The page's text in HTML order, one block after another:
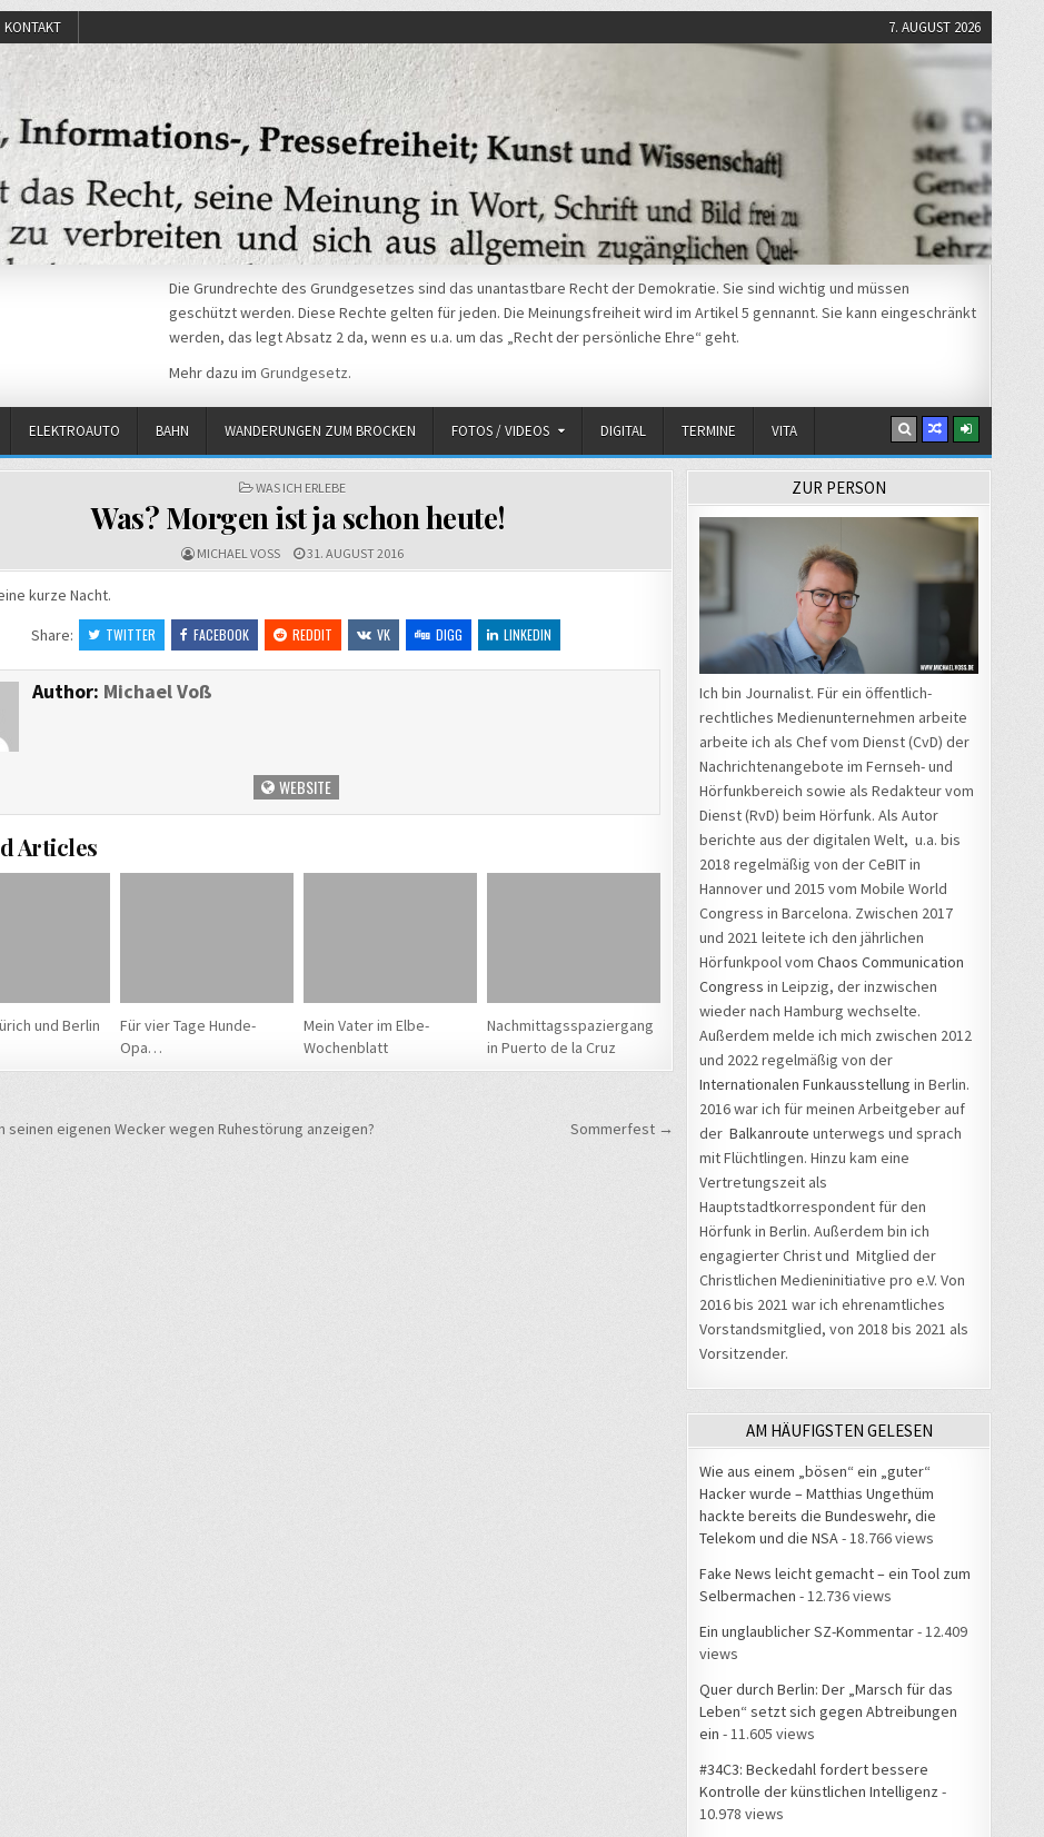
KONTAKT 7. AUGUST 2026
Die Grundrechte des Grundgesetzes sind das unantastbare Recht der Demokratie. Sie sind wichtig und müssen
geschützt werden. Diese Rechte gelten für jeden. Die Meinungsfreiheit wird im Artikel 5 gennannt. Sie kann eingeschränkt
werden, das legt Absatz 2 da, wenn es u.a. um das „Recht der persönliche Ehre“ geht.
Mehr dazu im Grundgesetz.
ELEKTROAUTO BAHN WANDERUNGEN ZUM BROCKEN FOTOS / VIDEOS DIGITAL TERMINE VITA
POSTED
WAS ICH ERLEBE
Was? Morgen ist ja schon heute!
MICHAEL VOSS 31. AUGUST 2016
kurze Nacht.
Share:
TWITTER FACEBOOK REDDIT VK DIGG LINKEDIN
Author: Michael Voß
WEBSITE
Articles
und Berlin
Für vier Tage Hunde-
Opa…
Mein Vater im Elbe-
Wochenblatt
Nachmittagsspaziergang
in Puerto de la Cruz
Sommerfest →
seinen eigenen Wecker wegen Ruhestörung anzeigen?
ZUR PERSON
Ich bin Journalist. Für ein öffentlich-
rechtliches Medienunternehmen arbeite
arbeite ich als Chef vom Dienst (CvD) der
Nachrichtenangebote im Fernseh- und
Hörfunkbereich sowie als Redakteur vom
Dienst (RvD) beim Hörfunk. Als Autor
berichte aus der digitalen Welt, u.a. bis
2018 regelmäßig von der CeBIT in
Hannover und 2015 vom Mobile World
Congress in Barcelona. Zwischen 2017
und 2021 leitete ich den jährlichen
Hörfunkpool vom Chaos Communication
Congress in Leipzig, der inzwischen
wieder nach Hamburg wechselte.
Außerdem melde ich mich zwischen 2012
und 2022 regelmäßig von der
Internationalen Funkausstellung in Berlin.
2016 war ich für meinen Arbeitgeber auf
der Balkanroute unterwegs und sprach
mit Flüchtlingen. Hinzu kam eine
Vertretungszeit als
Hauptstadtkorrespondent für den
Hörfunk in Berlin. Außerdem bin ich
engagierter Christ und Mitglied der
Christlichen Medieninitiative pro e.V. Von
2016 bis 2021 war ich ehrenamtliches
Vorstandsmitglied, von 2018 bis 2021 als
Vorsitzender.
AM HÄUFIGSTEN GELESEN
Wie aus einem „bösen“ ein „guter“
Hacker wurde – Matthias Ungethüm
hackte bereits die Bundeswehr, die
Telekom und die NSA - 18.766 views
Fake News leicht gemacht – ein Tool zum
Selbermachen - 12.736 views
Ein unglaublicher SZ-Kommentar- 12.409
views
Quer durch Berlin: Der „Marsch für das
Leben“ setzt sich gegen Abtreibungen
ein - 11.605 views
#34C3: Beckedahl fordert bessere
Kontrolle der künstlichen Intelligenz -
10.978 views